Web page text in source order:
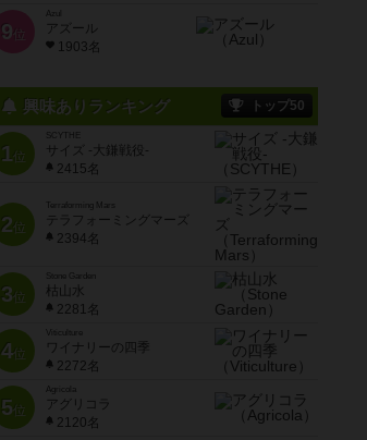
9 位
Azul
アズール
1903名
興味ありランキング トップ50
1位
SCYTHE
サイズ -大鎌戦役-
2415名
2位
Terraforming Mars
テラフォーミングマーズ
2394名
3位
Stone Garden
枯山水
2281名
4位
Viticulture
ワイナリーの四季
2272名
5位
Agricola
アグリコラ
2120名